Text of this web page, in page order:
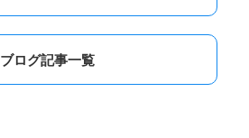
ブログ記事一覧